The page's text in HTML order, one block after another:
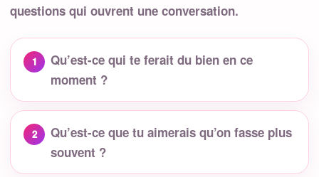
questions qui ouvrent une conversation.
Qu’est-ce qui te ferait du bien en ce
moment ?
Qu’est-ce que tu aimerais qu’on fasse plus
souvent ?